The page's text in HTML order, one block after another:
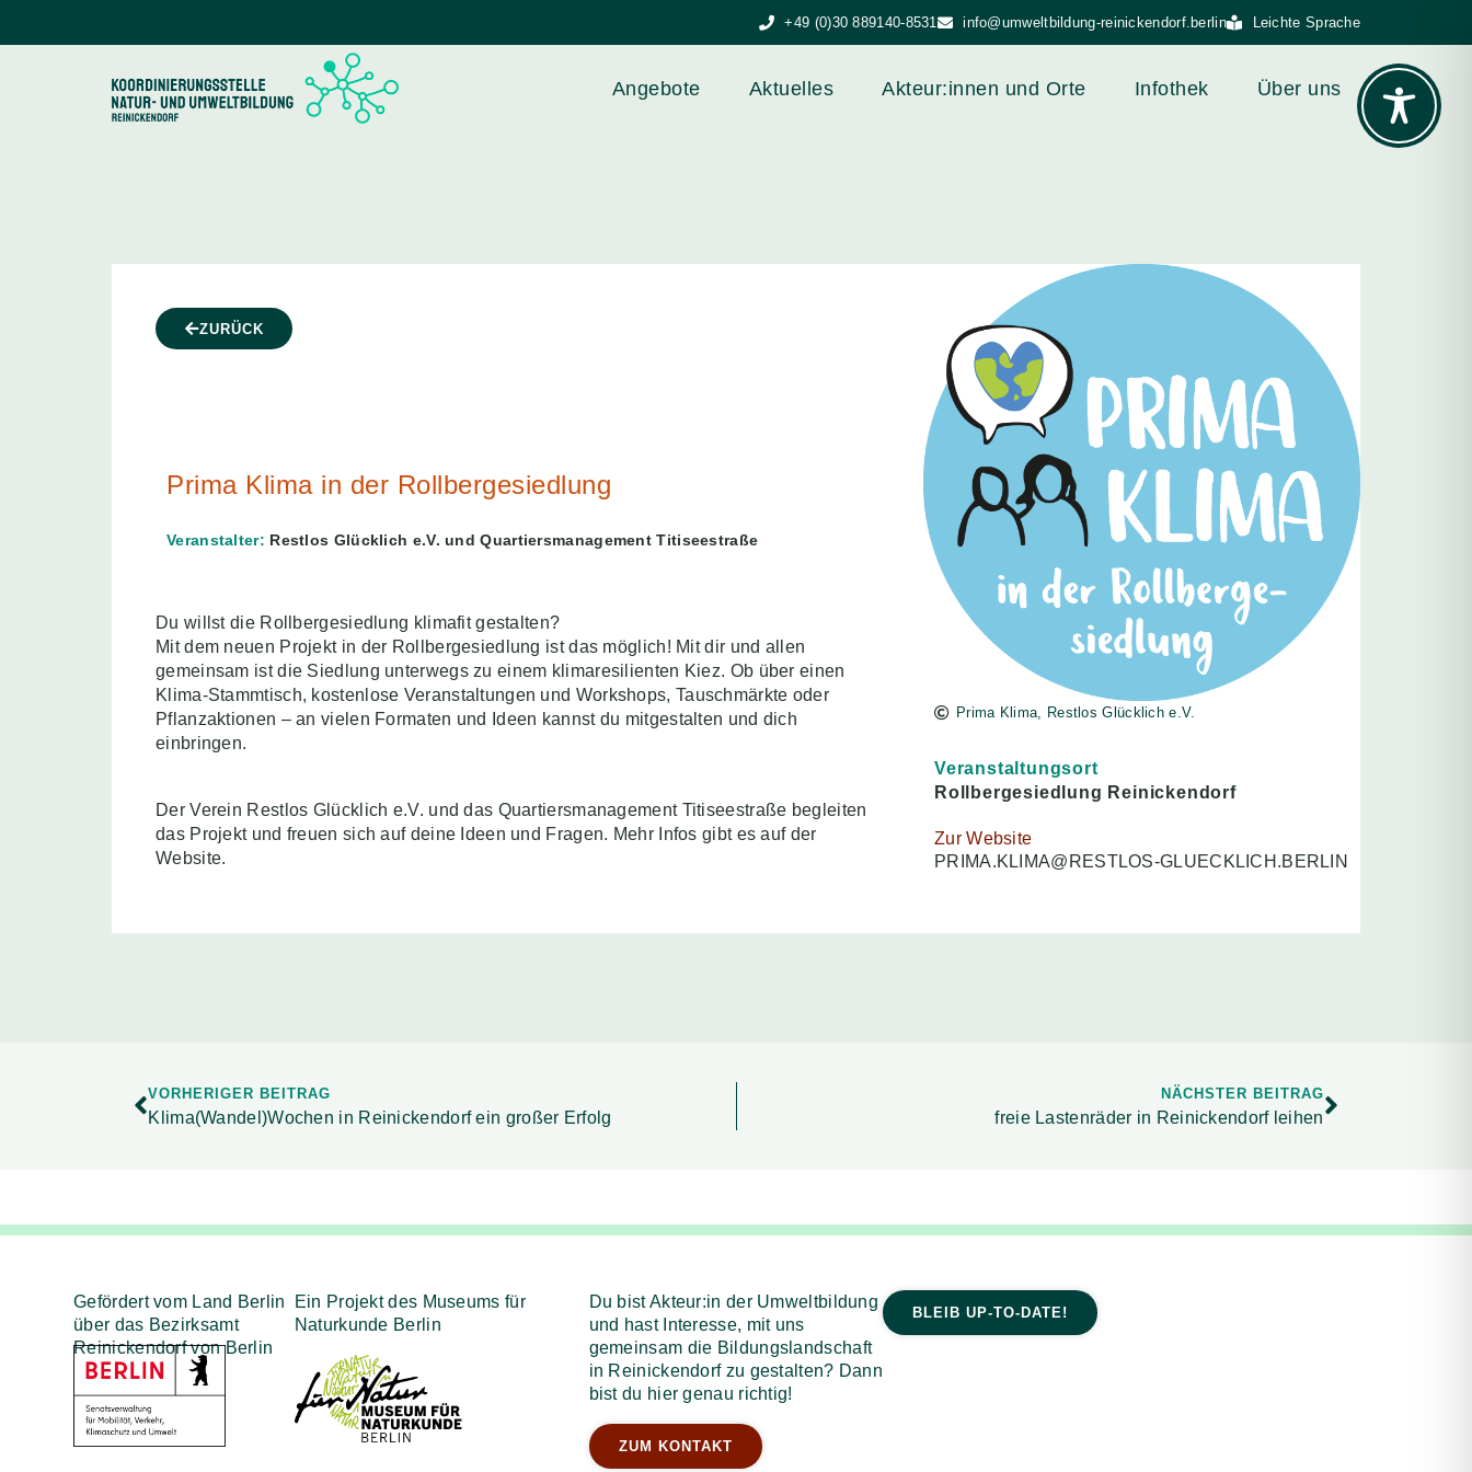
+49 (0)30 889140-8531 info@umweltbildung-reinickendorf.berlin Leichte Sprache
Angebote Aktuelles Akteur:innen und Orte Infothek Über uns
ZURÜCK
Prima Klima in der Rollbergesiedlung
Veranstalter: Restlos Glücklich e.V. und Quartiersmanagement Titiseestraße
Du willst die Rollbergesiedlung klimafit gestalten?
Mit dem neuen Projekt in der Rollbergesiedlung ist das möglich! Mit dir und allen
gemeinsam ist die Siedlung unterwegs zu einem klimaresilienten Kiez. Ob über einen
Klima-Stammtisch, kostenlose Veranstaltungen und Workshops, Tauschmärkte oder
Pflanzaktionen – an vielen Formaten und Ideen kannst du mitgestalten und dich
einbringen.
Der Verein Restlos Glücklich e.V. und das Quartiersmanagement Titiseestraße begleiten
das Projekt und freuen sich auf deine Ideen und Fragen. Mehr Infos gibt es auf der
Website.
Prima Klima, Restlos Glücklich e.V.
Veranstaltungsort
Rollbergesiedlung Reinickendorf
Zur Website
PRIMA.KLIMA@RESTLOS-GLUECKLICH.BERLIN
VORHERIGER BEITRAG
Klima(Wandel)Wochen in Reinickendorf ein großer Erfolg
NÄCHSTER BEITRAG
freie Lastenräder in Reinickendorf leihen
Gefördert vom Land Berlin
über das Bezirksamt
Reinickendorf von Berlin
Ein Projekt des Museums für
Naturkunde Berlin
Du bist Akteur:in der Umweltbildung
und hast Interesse, mit uns
gemeinsam die Bildungslandschaft
in Reinickendorf zu gestalten? Dann
bist du hier genau richtig!
ZUM KONTAKT
BLEIB UP-TO-DATE!